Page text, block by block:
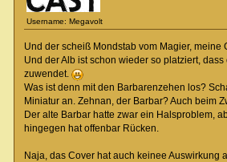
Username: Megavolt
Und der scheiß Mondstab vom Magier, meine
Und der Alb ist schon wieder so platziert,
zuwendet.
Was ist denn mit den Barbarenzehen los?
Miniatur an. Zehnan, der Barbar? Auch beim
Der alte Barbar hatte zwar ein Halsproblem,
hingegen hat offenbar Rücken.
Naja, das Cover hat auch keinee Auswirkung